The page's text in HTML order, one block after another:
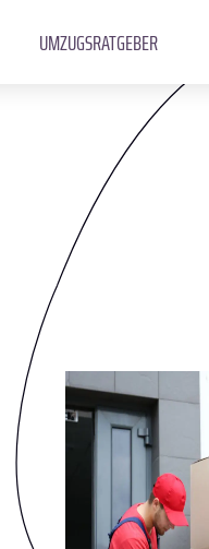
UMZUGSRATGEBER